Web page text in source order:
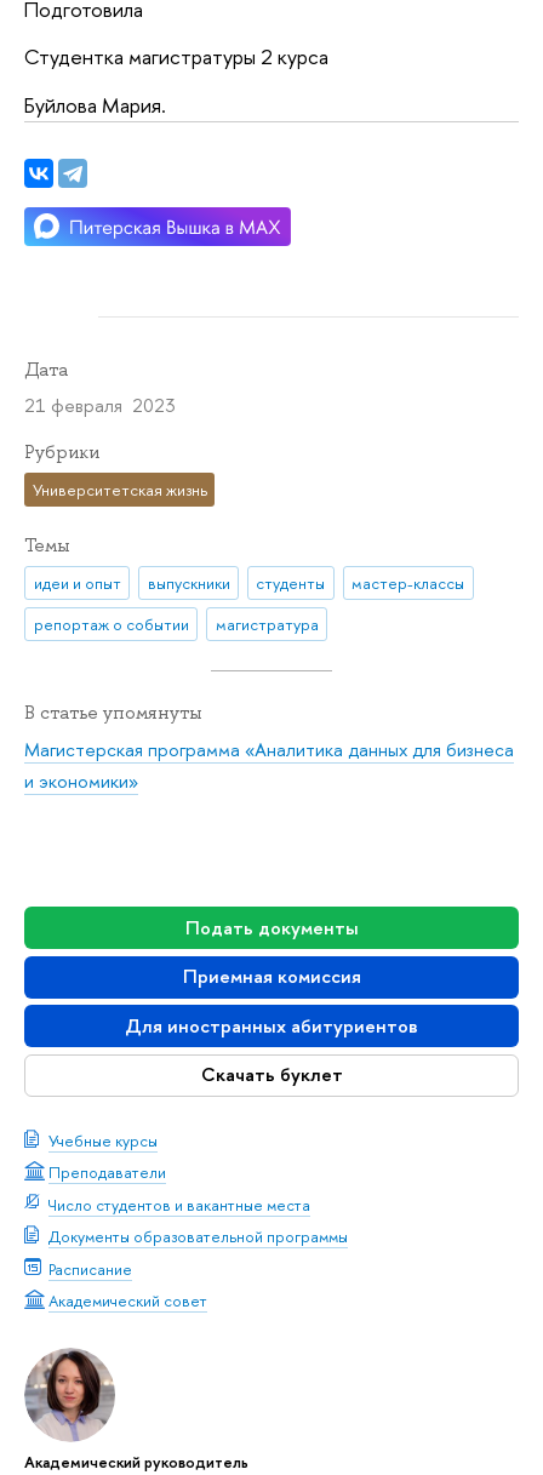
Подать документы
Приемная комиссия
Для иностранных абитуриентов
Скачать буклет
Учебные курсы
Преподаватели
Число студентов и вакантные места
Документы образовательной программы
Расписание
Академический совет
Академический руководитель
Подготовила
Студентка магистратуры 2 курса
Буйлова Мария.
Дата
21 февраля 2023
Рубрики
Университетская жизнь
Темы
идеи и опыт выпускники студенты
мастер-классы
репортаж о событии
магистратура
В статье упомянуты
Магистерская программа «Аналитика данных для бизнеса
и экономики»